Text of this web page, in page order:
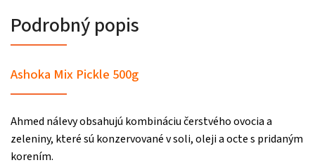
Podrobný popis
Ashoka Mix Pickle 500g
Ahmed nálevy obsahujú kombináciu čerstvého ovocia a
zeleniny, které sú konzervované v soli, oleji a octe s pridaným
korením.